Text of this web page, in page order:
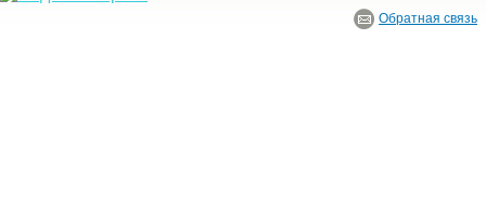
Обратная связь